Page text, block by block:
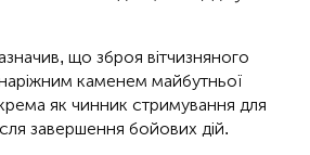
що зброя вітчизняного
каменем майбутньої
як чинник стримування для
завершення бойових дій.